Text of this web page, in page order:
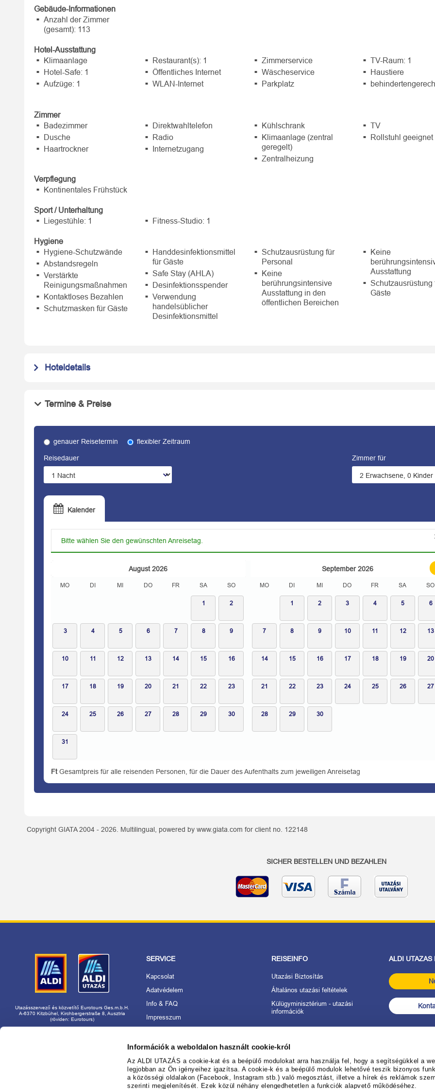
Információk a weboldalon használt cookie-król
Az ALDI UTAZÁS a cookie-kat és a beépülő modulokat arra használja fel, hogy a segítségükkel a
legjobban az Ön igényeihez igazítsa. A cookie-k és a beépülő modulok lehetővé teszik bizonyos
a közösségi oldalakon (Facebook, Instagram stb.) való megosztást, illetve a hírek és reklámok
szerinti megjelenítését. Ezek közül néhány elengedhetetlen a funkciók alapvető működéséhez.
Gebäude-Informationen
Anzahl der Zimmer
(gesamt): 113
Hotel-Ausstattung
Klimaanlage
Hotel-Safe: 1
Aufzüge: 1
Restaurant(s): 1
Öffentliches Internet
WLAN-Internet
Zimmerservice
Wäscheservice
Parkplatz
TV-Raum: 1
Haustiere
Zimmer
Badezimmer
Dusche
Haartrockner
Direktwahltelefon
Radio
Internetzugang
Kühlschrank
Klimaanlage (zentral
geregelt)
Zentralheizung
TV
Rollstuhl geeignet
Verpflegung
Kontinentales Frühstück
Sport / Unterhaltung
Liegestühle: 1
Fitness-Studio: 1
Hygiene
Hygiene-Schutzwände
Abstandsregeln
Verstärkte
Reinigungsmaßnahmen
Kontaktloses Bezahlen
Schutzmasken für Gäste
Handdesinfektionsmittel
für Gäste
Safe Stay (AHLA)
Desinfektionsspender
Verwendung
handelsüblicher
Desinfektionsmittel
Schutzausrüstung für
Personal
Keine
berührungsintensive
Ausstattung in den
öffentlichen Bereichen
Keine
Ausstattung
Schutzausrüstung
Gäste
Hoteldetails
Termine & Preise
genauer Reisetermin flexibler Zeitraum
Reisedauer Zimmer für
Kalender
Bitte wählen Sie den gewünschten Anreisetag.
August 2026
MO DI MI DO FR SA SO
1 2
3 4 5 6 7 8 9
10 11 12 13 14 15 16
17 18 19 20 21 22 23
24 25 26 27 28 29 30
31
September 2026
MO DI MI DO FR SA SO
1 2 3 4 5 6
7 8 9 10 11 12 13
14 15 16 17 18 19 20
21 22 23 24 25 26 27
28 29 30
FtGesamtpreis für alle reisenden Personen, für die Dauer des Aufenthalts zum jeweiligen Anreisetag
Copyright GIATA 2004 - 2026. Multilingual, powered by www.giata.com for client no. 122148
SICHER BESTELLEN UND BEZAHLEN
Utazásszervező és közvetítő Eurotours Ges.m.b.H.
A-6370 Kitzbühel, Kirchbergerstraße 8, Ausztria
(röviden: Eurotours)
SERVICE
Kapcsolat
Adatvédelem
Info & FAQ
Impresszum
Rólunk
Utazásszervező és márkanév
használat
Foglaljon nyugodtan az ALDI UTAZÁS-
nál!
REISEINFO
Utazási Biztosítás
Általános utazási feltételek
Külügyminisztérium - utazási
információk
ALDI UTAZAS